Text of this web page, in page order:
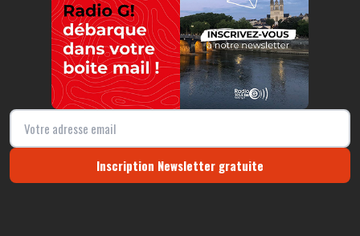
Inscription Newsletter gratuite